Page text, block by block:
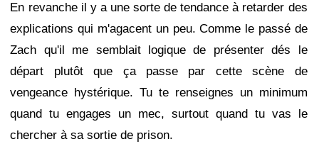
En revanche il y a une sorte de tendance à retarder des
explications qui m'agacent un peu. Comme le passé de
Zach qu'il me semblait logique de présenter dés le
départ plutôt que ça passe par cette scène de
vengeance hystérique. Tu te renseignes un minimum
quand tu engages un mec, surtout quand tu vas le
chercher à sa sortie de prison.